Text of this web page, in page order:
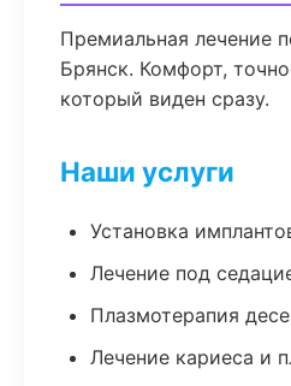
Премиальная лечение
Брянск. Комфорт,
который виден сразу.
Наши услуги
Установка
Лечение под
Плазмотерапия
Лечение кариеса и